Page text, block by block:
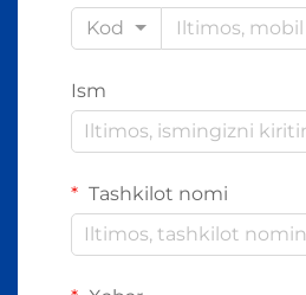
Kod
Ism
Tashkilot nomi